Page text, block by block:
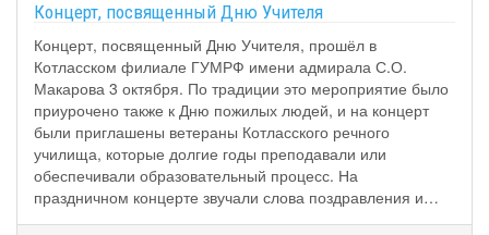
Концерт, посвященный Дню Учителя
Концерт, посвященный Дню Учителя, прошёл в
Котласском филиале ГУМРФ имени адмирала С.О.
Макарова 3 октября. По традиции это мероприятие было
приурочено также к Дню пожилых людей, и на концерт
были приглашены ветераны Котласского речного
училища, которые долгие годы преподавали или
обеспечивали образовательный процесс. На
праздничном концерте звучали слова поздравления и…